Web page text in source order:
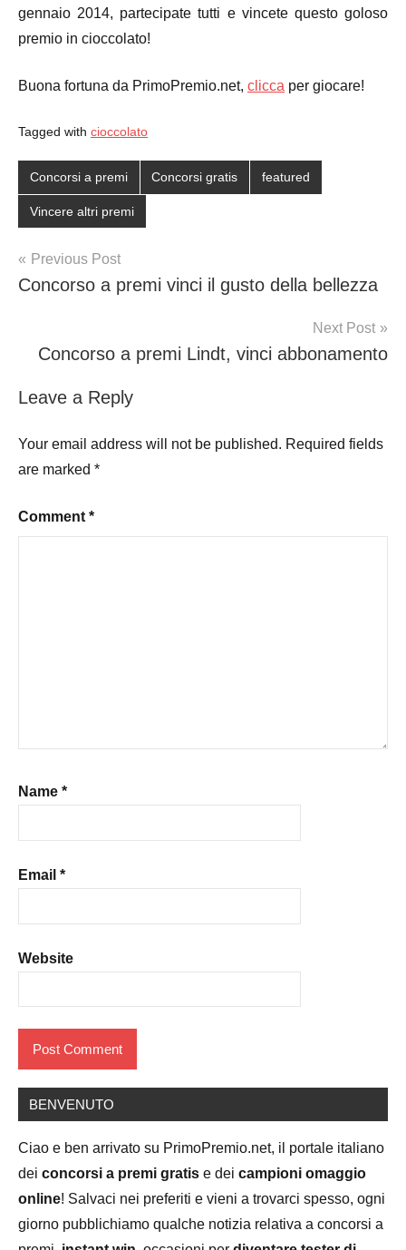
gennaio 2014, partecipate tutti e vincete questo goloso
premio in cioccolato!
Buona fortuna da PrimoPremio.net, clicca per giocare!
Tagged with cioccolato
Concorsi a premi Concorsi gratis featured
Vincere altri premi
Post
navigation
Previous Post
Concorso a premi vinci il gusto della bellezza
Next Post
Concorso a premi Lindt, vinci abbonamento
Leave a Reply
Your email address will not be published. Required fields
are marked *
Comment *
Name *
Email *
Website
BENVENUTO
Ciao e ben arrivato su PrimoPremio.net, il portale italiano
dei concorsi a premi gratis e dei campioni omaggio
online! Salvaci nei preferiti e vieni a trovarci spesso, ogni
giorno pubblichiamo qualche notizia relativa a concorsi a